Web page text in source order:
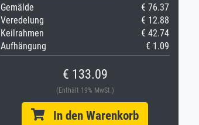
Gemälde
€ 76.37
Veredelung
€ 12.88
Keilrahmen
€ 42.74
Aufhängung
€ 1.09
€ 133.09
(Enthält 19% MwSt.)
In den Warenkorb